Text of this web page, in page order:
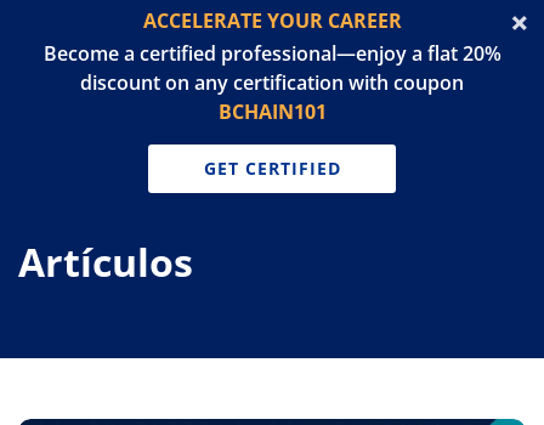
ACCELERATE YOUR CAREER
Become a certified professional—enjoy a flat 20%
discount on any certification with coupon
BCHAIN101
GET CERTIFIED
Artículos